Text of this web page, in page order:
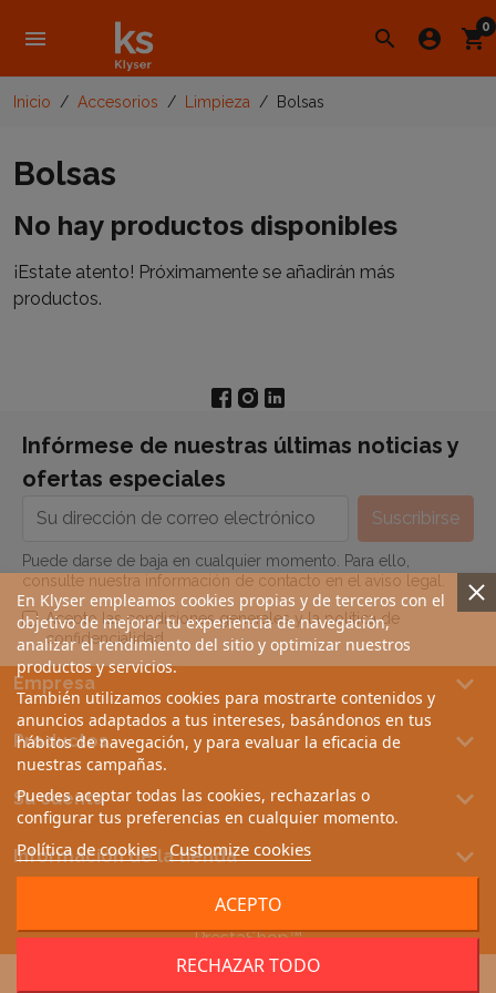
search
menu account_circle shopping_cart0
Inicio Accesorios Limpieza Bolsas
Bolsas
No hay productos disponibles
¡Estate atento! Próximamente se añadirán más
productos.
Infórmese de nuestras últimas noticias y
ofertas especiales
Puede darse de baja en cualquier momento. Para ello,
consulte nuestra información de contacto en el aviso legal.
Acepto las condiciones generales y la política de
confidencialidad
Empresa keyboard_arrow_down
Productos keyboard_arrow_down
Su cuenta keyboard_arrow_down
Información de la tienda keyboard_arrow_down
En Klyser empleamos cookies propias y de terceros con el
objetivo de mejorar tu experiencia de navegación,
analizar el rendimiento del sitio y optimizar nuestros
productos y servicios.
También utilizamos cookies para mostrarte contenidos y
anuncios adaptados a tus intereses, basándonos en tus
hábitos de navegación, y para evaluar la eficacia de
nuestras campañas.
Puedes aceptar todas las cookies, rechazarlas o
configurar tus preferencias en cualquier momento.
Política de cookies Customize cookies
RECHAZAR TODO
ACEPTO
© 2026 - Software Ecommerce desarrollado por
PrestaShop™